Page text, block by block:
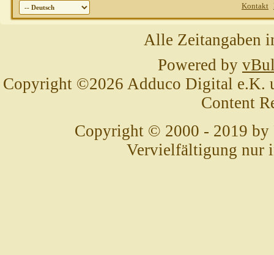
Kontakt
Alle Zeitangaben
Powered by
Copyright ©2026 Adduco Digital e.K.
Content
Copyright © 2000 - 2019 by
Vervielfältigung nur